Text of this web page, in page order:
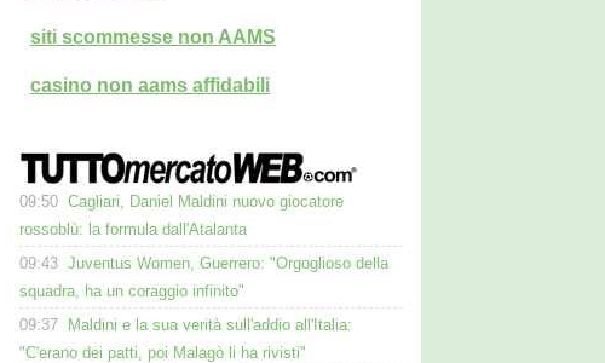
siti scommesse non AAMS
casino non aams affidabili
09:50 Cagliari, Daniel Maldini nuovo giocatore
rossoblù: la formula dall'Atalanta
09:43 Juventus Women, Guerrero: "Orgoglioso della
squadra, ha un coraggio infinito"
09:37
Maldini e la sua verità sull'addio all'Italia:
"C'erano dei patti, poi Malagò li ha rivisti"